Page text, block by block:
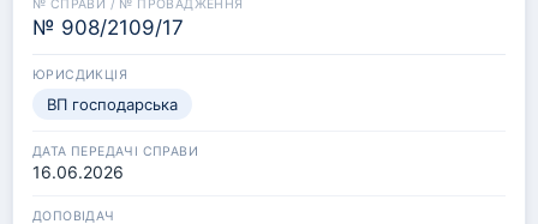
ВП ВС, оцінюючи наявність другої умови, визначеної
п. 2 ч. 6 ст. 403 ЦПК України, звертає увагу, що у
касаційній скарзі не міститься посилань на існування
суперечливої практики касаційних судів у складі
Верховного Суду інших юрисдикцій у справах з
подібних правовідносинах. Втім колегія суддів в
не зазначила про наявність протилежних
ВП господарська
№ 908/2109/17
16.06.2026